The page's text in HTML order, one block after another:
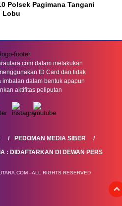
Polsek Pagimana Tangani
Lobu
dalam melakukan
ID Card dan tidak
dalam bentuk apapun
aktifitas peliputan
PEDOMAN MEDIA SIBER
: DIDAFTARKAN DI DEWAN PERS
- ALL RIGHTS RESERVED